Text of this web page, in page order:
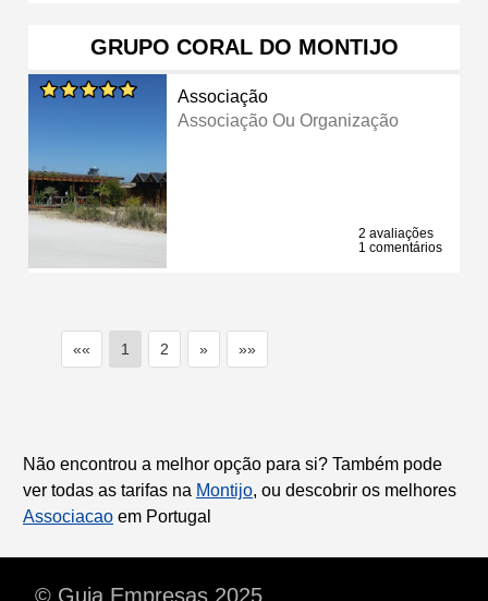
GRUPO CORAL DO MONTIJO
Associação
Associação Ou Organização
2 avaliações
1 comentários
«« 1 2 » »»
Não encontrou a melhor opção para si? Também pode
ver todas as tarifas na Montijo, ou descobrir os melhores
Associacao em Portugal
© Guia Empresas 2025